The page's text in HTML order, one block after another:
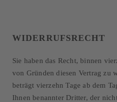
WIDERRUFSRECHT
Sie haben das Recht, binnen
von Gründen diesen Vertrag zu
beträgt vierzehn Tage ab dem
Ihnen benannter Dritter, der